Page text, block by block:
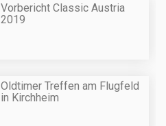
Vorbericht Classic Austria
2019
Oldtimer Treffen am Flugfeld
in Kirchheim